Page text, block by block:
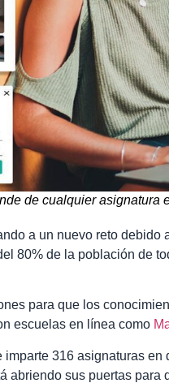
de cualquier asignatura
a un nuevo reto debido
80% de la población de
para que los
escuelas en línea como
316 asignaturas
abriendo sus puertas para